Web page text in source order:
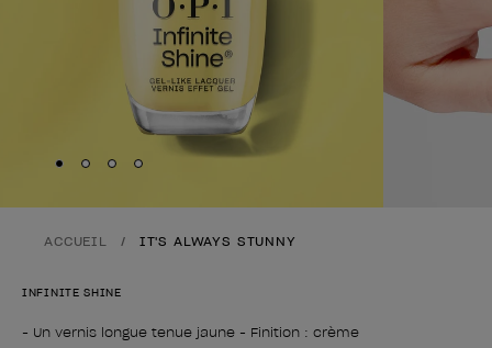
Skip to slide
Skip to slide
Skip to slide
Skip to slide
ACCUEIL IT'S ALWAYS STUNNY
INFINITE SHINE
- Un vernis longue tenue jaune - Finition : crème